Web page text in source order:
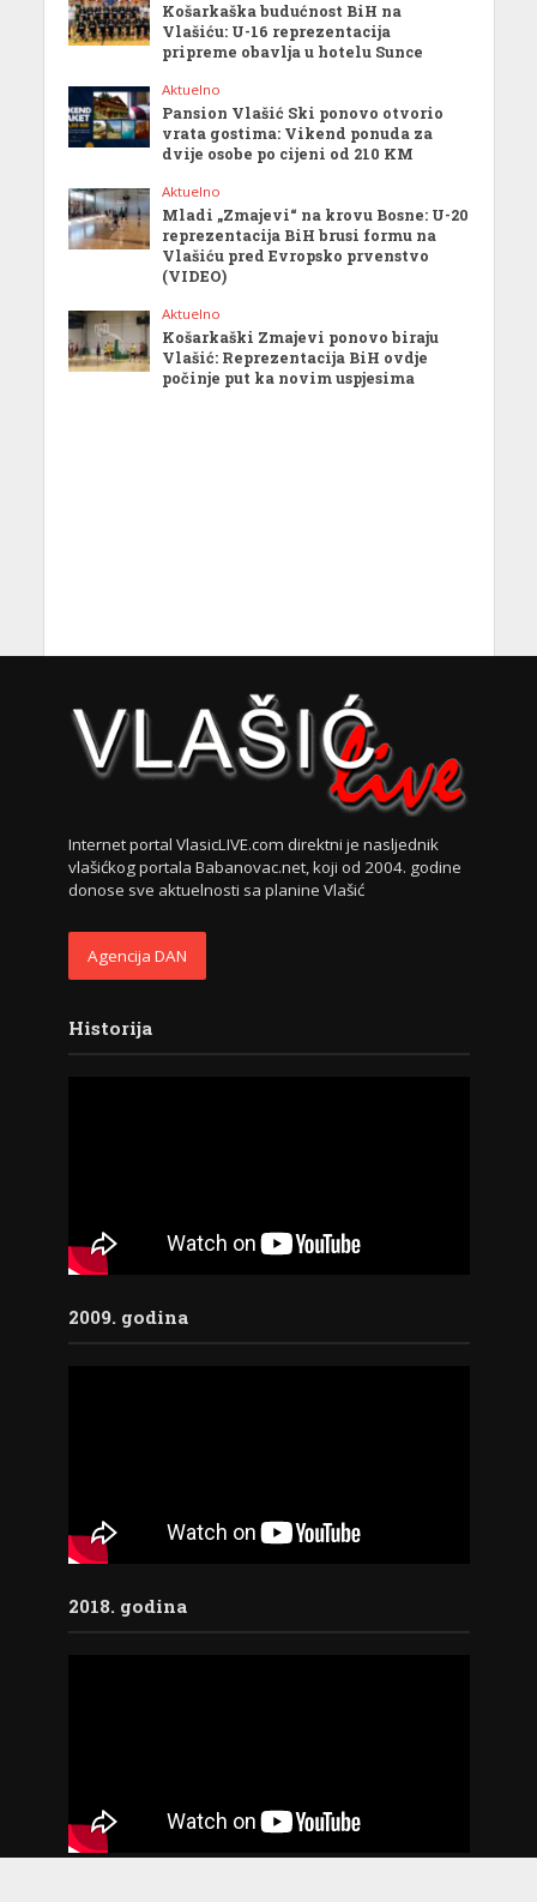
Košarkaška budućnost BiH na
Vlašiću: U-16 reprezentacija
pripreme obavlja u hotelu Sunce
Aktuelno
Pansion Vlašić Ski ponovo otvorio
vrata gostima: Vikend ponuda za
dvije osobe po cijeni od 210 KM
Aktuelno
Mladi „Zmajevi“ na krovu Bosne: U-20
reprezentacija BiH brusi formu na
Vlašiću pred Evropsko prvenstvo
(VIDEO)
Aktuelno
Košarkaški Zmajevi ponovo biraju
Vlašić: Reprezentacija BiH ovdje
počinje put ka novim uspjesima
Internet portal VlasicLIVE.com direktni je nasljednik
vlašićkog portala Babanovac.net, koji od 2004. godine
donose sve aktuelnosti sa planine Vlašić
Agencija DAN
Historija
2009. godina
2018. godina